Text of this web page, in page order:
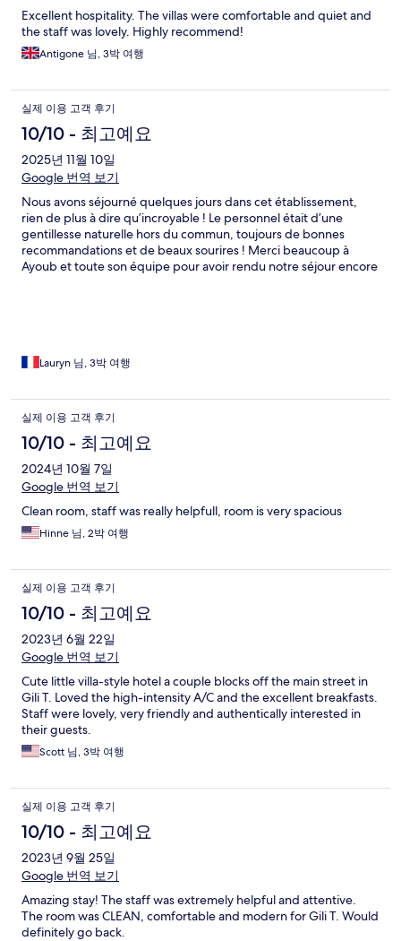
Excellent hospitality. The villas were comfortable and quiet and
the staff was lovely. Highly recommend!
Antigone 님, 3박 여행
실제 이용 고객 후기
10/10 - 최고예요
2025년 11월 10일
Google 번역 보기
Nous avons séjourné quelques jours dans cet établissement,
rien de plus à dire qu’incroyable ! Le personnel était d’une
gentillesse naturelle hors du commun, toujours de bonnes
recommandations et de beaux sourires ! Merci beaucoup à
Ayoub et toute son équipe pour avoir rendu notre séjour encore
Lauryn 님, 3박 여행
실제 이용 고객 후기
10/10 - 최고예요
2024년 10월 7일
Google 번역 보기
Clean room, staff was really helpfull, room is very spacious
Hinne 님, 2박 여행
실제 이용 고객 후기
10/10 - 최고예요
2023년 6월 22일
Google 번역 보기
Cute little villa-style hotel a couple blocks off the main street in
Gili T. Loved the high-intensity A/C and the excellent breakfasts.
Staff were lovely, very friendly and authentically interested in
their guests.
Scott 님, 3박 여행
실제 이용 고객 후기
10/10 - 최고예요
2023년 9월 25일
Google 번역 보기
Amazing stay! The staff was extremely helpful and attentive.
The room was CLEAN, comfortable and modern for Gili T. Would
definitely go back.